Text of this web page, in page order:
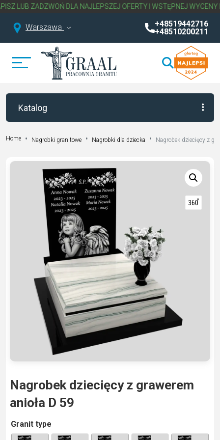
ZADZWOŃ DLA NAJLEPSZEJ OFERTY I WSTĘPNEJ WYCENY
Warszawa
+48519442716
+48510200211
Katalog
Home Nagrobki granitowe Nagrobki dla dziecka Nagrobek dziecięcy z
Nagrobek dziecięcy z grawerem
anioła D 59
Granit type
A
lt